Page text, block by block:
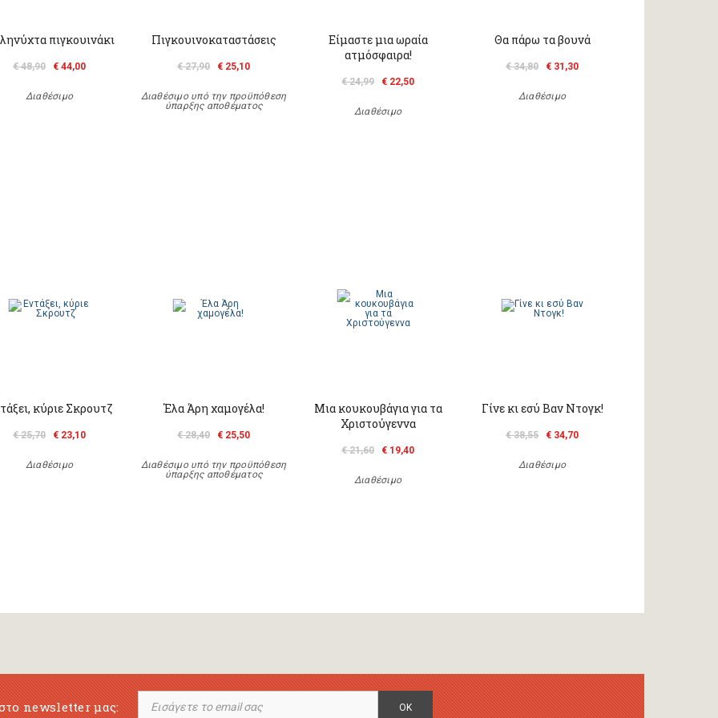
πιγκουινάκι
€ 48,90 € 44,00
Διαθέσιμο
Πιγκουινοκαταστάσεις
€ 27,90 € 25,10
Διαθέσιμο υπό την προϋπόθεση
ύπαρξης αποθέματος
Είμαστε μια ωραία
ατμόσφαιρα!
€ 24,99 € 22,50
Διαθέσιμο
Θα πάρω τα βουνά
€ 34,80 € 31,30
Διαθέσιμο
κύριε Σκρουτζ
€ 25,70 € 23,10
Διαθέσιμο
Έλα Άρη χαμογέλα!
€ 28,40 € 25,50
Διαθέσιμο υπό την προϋπόθεση
ύπαρξης αποθέματος
Μια κουκουβάγια για τα
Χριστούγεννα
€ 21,60 € 19,40
Διαθέσιμο
Γίνε κι εσύ Βαν Ντογκ!
€ 38,55 € 34,70
Διαθέσιμο
newsletter μας: OK